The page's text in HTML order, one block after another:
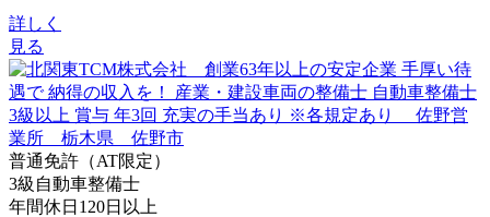
詳しく
見る
普通免許（AT限定）
3級自動車整備士
年間休日120日以上